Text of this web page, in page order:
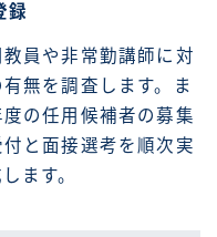
録
員や非常勤講師に対
無を調査します。ま
の任用候補者の募集
と面接選考を順次実
ます。